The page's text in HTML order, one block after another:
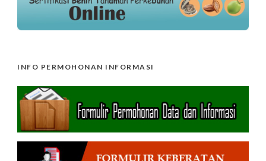
INFO PERMOHONAN INFORMASI